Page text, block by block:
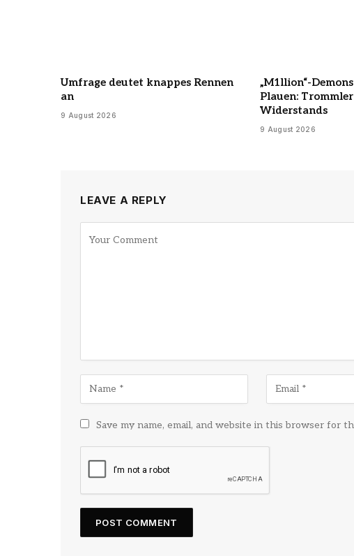
Umfrage deutet knappes Rennen
an
9 August 2026
„M1llion“-
Plauen:
Widerstands
9 August 2026
LEAVE A REPLY
Save my name, email, and website in this browser for